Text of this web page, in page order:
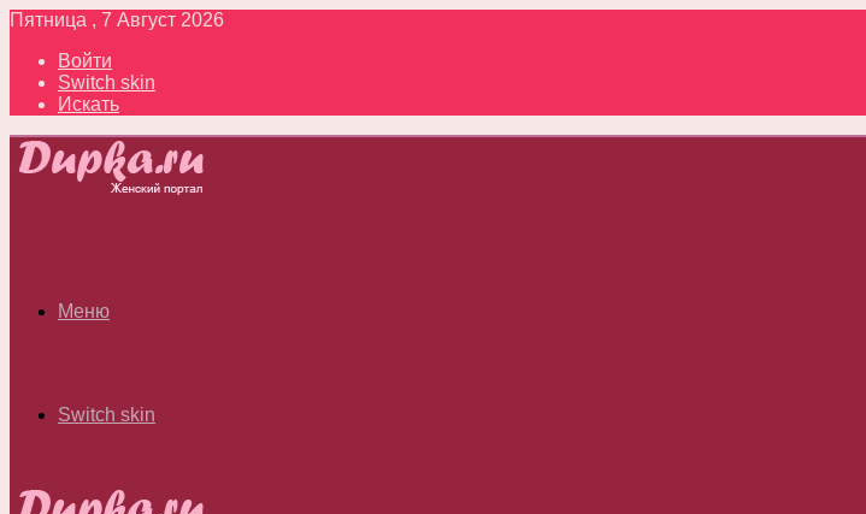
Пятница , 7 Август 2026
Войти
Switch skin
Искать
Меню
Switch skin